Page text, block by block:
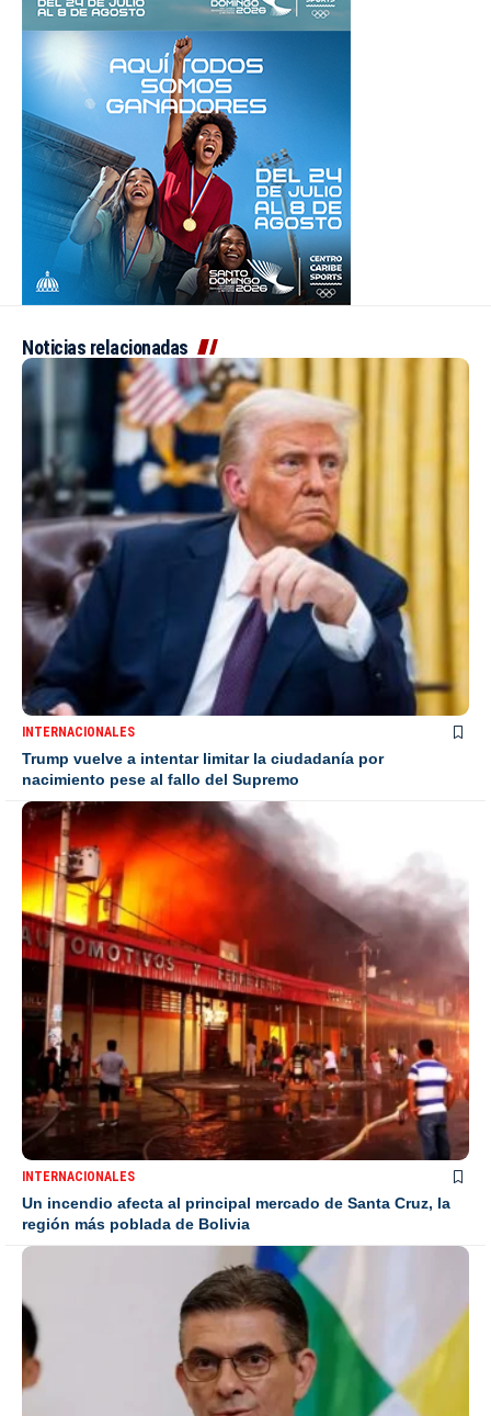
Noticias relacionadas
INTERNACIONALES
Trump vuelve a intentar limitar la ciudadanía por
nacimiento pese al fallo del Supremo
INTERNACIONALES
Un incendio afecta al principal mercado de Santa Cruz, la
región más poblada de Bolivia